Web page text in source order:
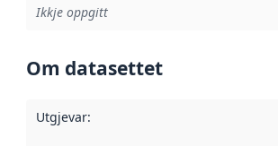
Ikkje oppgitt
Om datasettet
Utgjevar: